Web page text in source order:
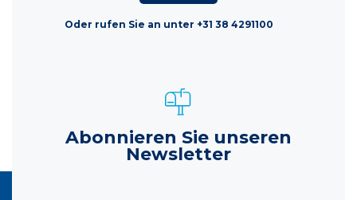
Oder rufen Sie an unter +31 38 4291100
Abonnieren Sie unseren
Newsletter